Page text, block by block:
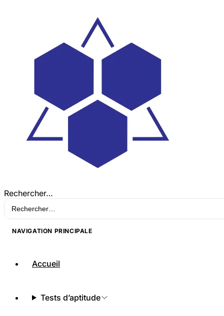
Rechercher…
NAVIGATION PRINCIPALE
Accueil
Tests d’aptitude